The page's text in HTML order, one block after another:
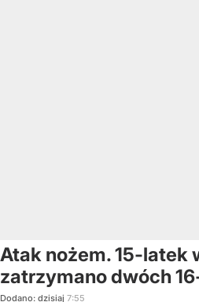
Atak nożem. 15-latek
zatrzymano dwóch
Dodano: dzisiaj 7:55